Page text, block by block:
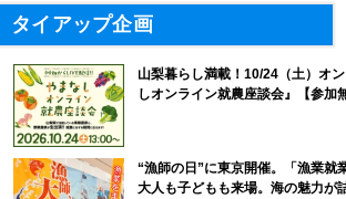
タイアップ企画
山梨暮らし満載！10/24（土）オ
しオンライン就農座談会』【参加
“漁師の日”に東京開催。「漁業就
大人も子どもも来場。海の魅力が